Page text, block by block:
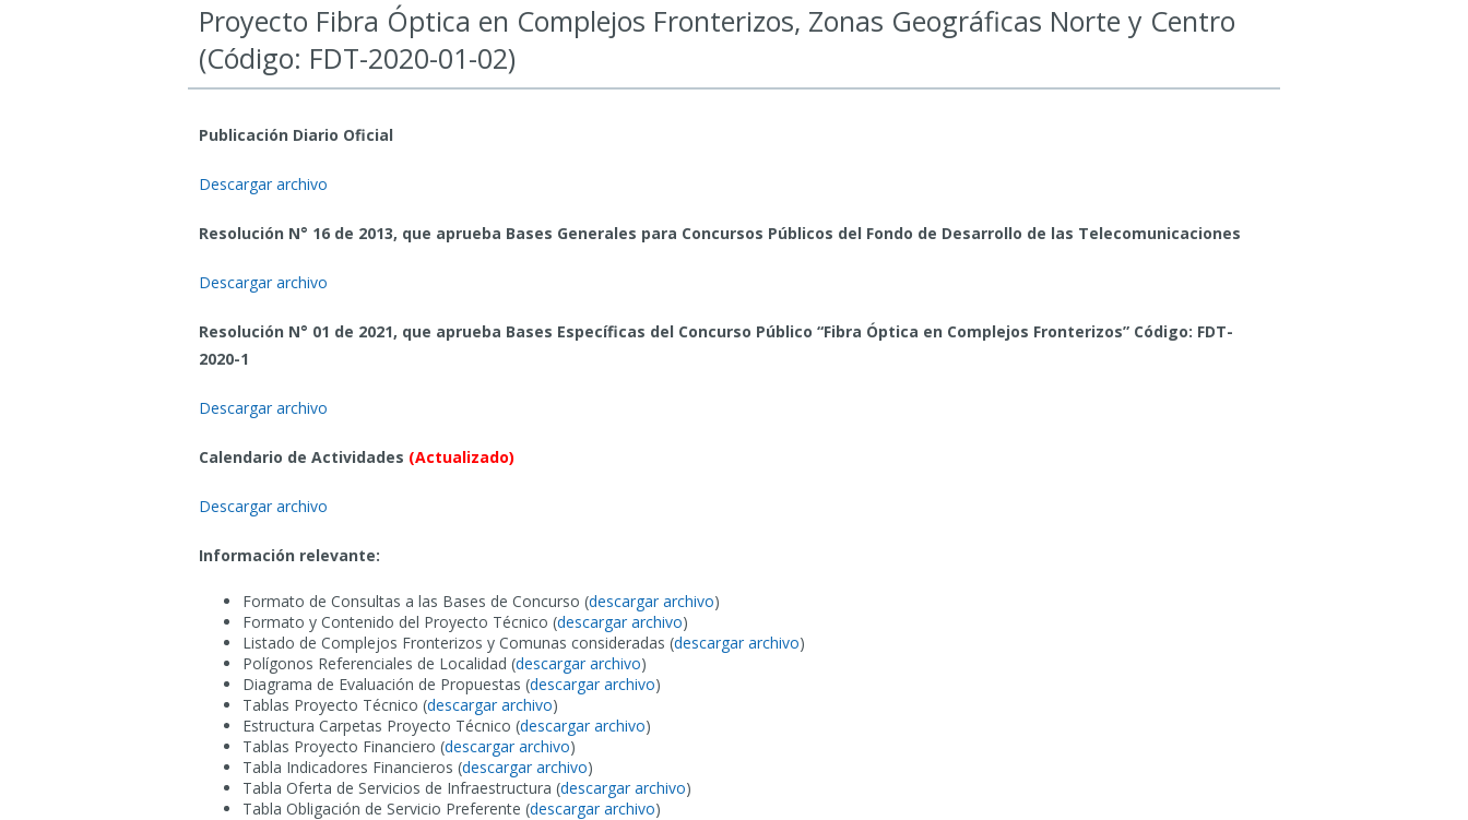
Proyecto Fibra Óptica en Complejos Fronterizos, Zonas Geográficas Norte y Centro
(Código: FDT-2020-01-02)
Publicación Diario Oficial
Descargar archivo
Resolución N° 16 de 2013, que aprueba Bases Generales para Concursos Públicos del Fondo de Desarrollo de las Telecomunicaciones
Descargar archivo
Resolución N° 01 de 2021, que aprueba Bases Específicas del Concurso Público “Fibra Óptica en Complejos Fronterizos” Código: FDT-
2020-1
Descargar archivo
Calendario de Actividades (Actualizado)
Descargar archivo
Información relevante:
Formato de Consultas a las Bases de Concurso (descargar archivo)
Formato y Contenido del Proyecto Técnico (descargar archivo)
Listado de Complejos Fronterizos y Comunas consideradas (descargar archivo)
Polígonos Referenciales de Localidad (descargar archivo)
Diagrama de Evaluación de Propuestas (descargar archivo)
Tablas Proyecto Técnico (descargar archivo)
Estructura Carpetas Proyecto Técnico (descargar archivo)
Tablas Proyecto Financiero (descargar archivo)
Tabla Indicadores Financieros (descargar archivo)
Tabla Oferta de Servicios de Infraestructura (descargar archivo)
Tabla Obligación de Servicio Preferente (descargar archivo)